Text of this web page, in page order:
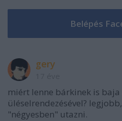
gery
miért lenne bárkinek is
üléselrendezésével?
"négyesben" utazni.